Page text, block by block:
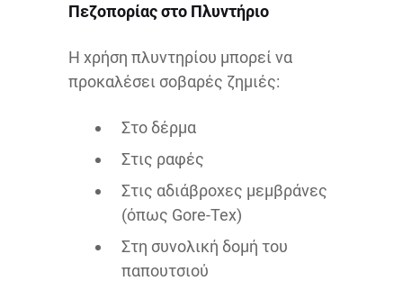
Πεζοπορίας στο Πλυντήριο
Η χρήση πλυντηρίου μπορεί να
προκαλέσει σοβαρές ζημιές:
Στο δέρμα
Στις ραφές
Στις αδιάβροχες μεμβράνες
(όπως Gore-Tex)
Στη συνολική δομή του
παπουτσιού